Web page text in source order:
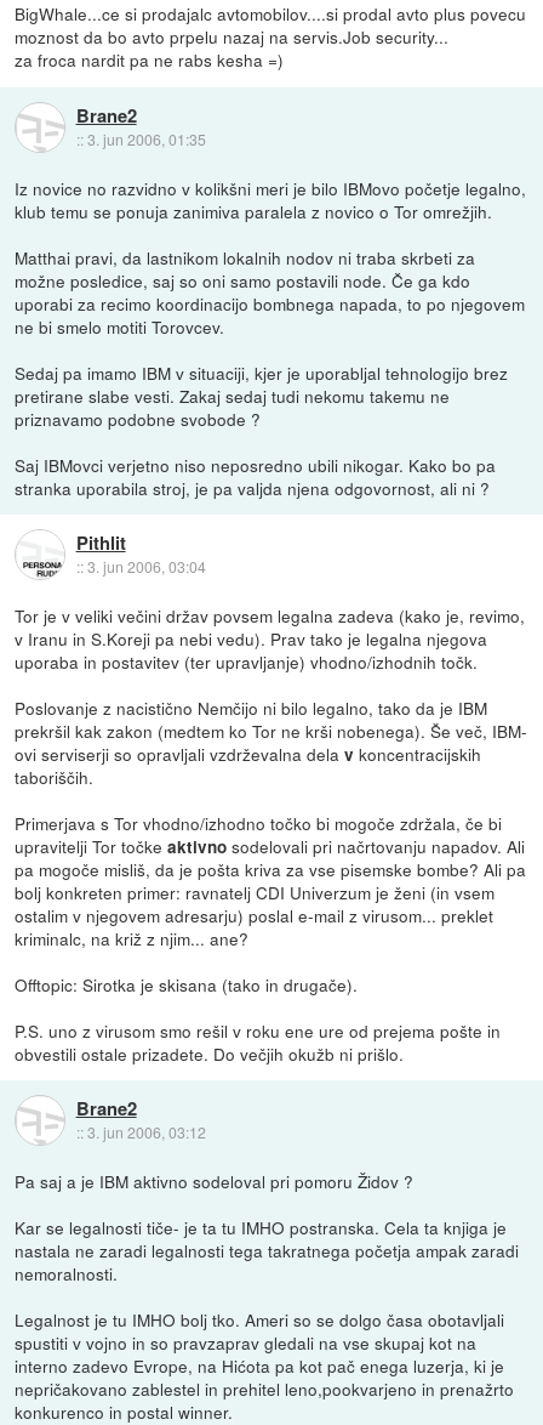
BigWhale...ce si prodajalc avtomobilov....si prodal avto plus povecu
moznost da bo avto prpelu nazaj na servis.Job security...
za froca nardit pa ne rabs kesha =)
Brane2
::3. jun 2006, 01:35
Iz novice no razvidno v kolikšni meri je bilo IBMovo početje legalno,
klub temu se ponuja zanimiva paralela z novico o Tor omrežjih.
Matthai pravi, da lastnikom lokalnih nodov ni traba skrbeti za
možne posledice, saj so oni samo postavili node. Če ga kdo
uporabi za recimo koordinacijo bombnega napada, to po njegovem
ne bi smelo motiti Torovcev.
Sedaj pa imamo IBM v situaciji, kjer je uporabljal tehnologijo brez
pretirane slabe vesti. Zakaj sedaj tudi nekomu takemu ne
priznavamo podobne svobode ?
Saj IBMovci verjetno niso neposredno ubili nikogar. Kako bo pa
stranka uporabila stroj, je pa valjda njena odgovornost, ali ni ?
Pithlit
::3. jun 2006, 03:04
Tor je v veliki večini držav povsem legalna zadeva (kako je, revimo,
v Iranu in S.Koreji pa nebi vedu). Prav tako je legalna njegova
uporaba in postavitev (ter upravljanje) vhodno/izhodnih točk.
Poslovanje z nacistično Nemčijo ni bilo legalno, tako da je IBM
prekršil kak zakon (medtem ko Tor ne krši nobenega). Še več, IBM-
ovi serviserji so opravljali vzdrževalna delav koncentracijskih
taboriščih.
Primerjava s Tor vhodno/izhodno točko bi mogoče zdržala, če bi
upravitelji Tor točkeaktivno sodelovali pri načrtovanju napadov. Ali
pa mogoče misliš, da je pošta kriva za vse pisemske bombe? Ali pa
bolj konkreten primer: ravnatelj CDI Univerzum je ženi (in vsem
ostalim v njegovem adresarju) poslal e-mail z virusom... preklet
kriminalc, na križ z njim... ane?
Offtopic: Sirotka je skisana (tako in drugače).
P.S. uno z virusom smo rešil v roku ene ure od prejema pošte in
obvestili ostale prizadete. Do večjih okužb ni prišlo.
Brane2
::3. jun 2006, 03:12
Pa saj a je IBM aktivno sodeloval pri pomoru Židov ?
Kar se legalnosti tiče- je ta tu IMHO postranska. Cela ta knjiga je
nastala ne zaradi legalnosti tega takratnega početja ampak zaradi
nemoralnosti.
Legalnost je tu IMHO bolj tko. Ameri so se dolgo časa obotavljali
spustiti v vojno in so pravzaprav gledali na vse skupaj kot na
interno zadevo Evrope, na Hićota pa kot pač enega luzerja, ki je
nepričakovano zablestel in prehitel leno,pookvarjeno in prenažrto
konkurenco in postal winner.